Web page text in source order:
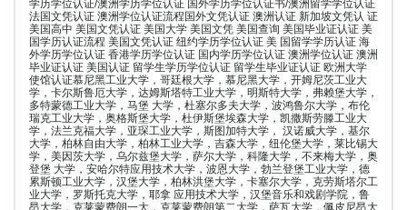
学历学位认证/澳洲学历学位认证 国外学历学位认证书/澳洲留学学位认证
法国文凭认证 澳洲学位认证流程国外文凭认证 澳洲认证 新加坡文凭认 证
美国高中 美国文凭认证 美国大学 美国文凭 美国查询 美国毕业证认证 美
国学历认证流程 美国文凭认证 纽约学历学位认证 美 国留学学历认证 海
外学历学位认证 香港学历学位认证 国内学历学位认证 澳洲学位认证 澳洲
毕业证认证 美国认证 留学生学历学位认证 留学生毕业证认证 欧洲大学
使馆认证慕尼黑工业大学，哥廷根大学，慕尼黑大学，开姆尼茨工业大
学，卡尔斯鲁厄大学，达姆斯塔特工业大学，明斯特大学，弗赖堡大学，
多特蒙德工业大学，马堡 大学，杜塞尔多夫大学，波鸿鲁尔大学，布伦
瑞克工业大学，奥格斯堡大学，杜伊斯堡埃森大学，凯撒斯劳滕工业大
学，法兰克福大学，亚琛工业大学，斯图加特大学， 汉诺威大学，基尔
大学，柏林自由大学，柏林工业大学，吉森大学，纽伦堡大学，莱比锡大
学，美因茨大学，乌尔兹堡大学，萨尔大学，科隆大学，不来梅大学，奥
登堡 大学，安哈尔特应用技术大学，波恩大学，勃兰登堡工业大学，德
累斯顿工业大学，汉堡大学，柏林洪堡大学，卡塞尔大学，克劳斯塔尔工
业大学，罗斯托克大学，耶拿 应用技术大学，汉堡音乐和戏剧学院，鲁